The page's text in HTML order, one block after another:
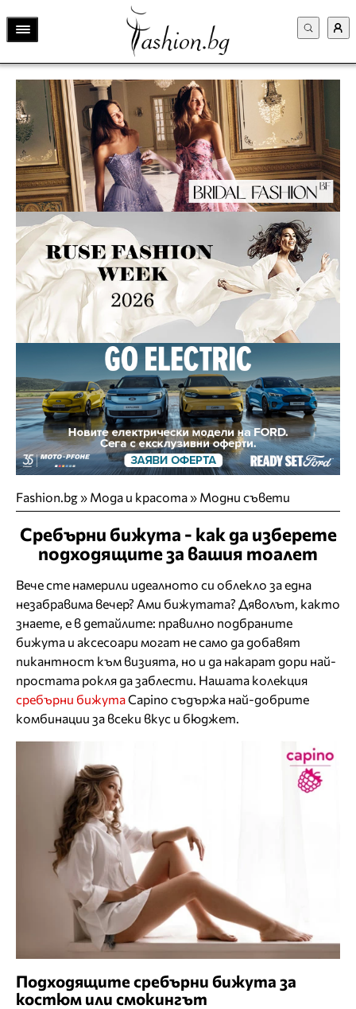
Fashion.bg» Мода и красота» Модни съвети
Сребърни бижута - как да изберете
подходящите за вашия тоалет
Вече сте намерили идеалното си облекло за една
незабравима вечер? Ами бижутата? Дяволът, както
знаете, е в детайлите: правилно подбраните
бижута и аксесоари могат не само да добавят
пикантност към визията, но и да накарат дори най-
простата рокля да заблести. Нашата колекция
сребърни бижутаCapino съдържа най-добрите
комбинации за всеки вкус и бюджет.
Подходящите сребърни бижута за
костюм или смокингът